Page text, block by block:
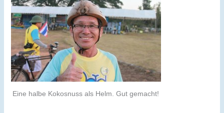
Eine halbe Kokosnuss als Helm. Gut gemacht!